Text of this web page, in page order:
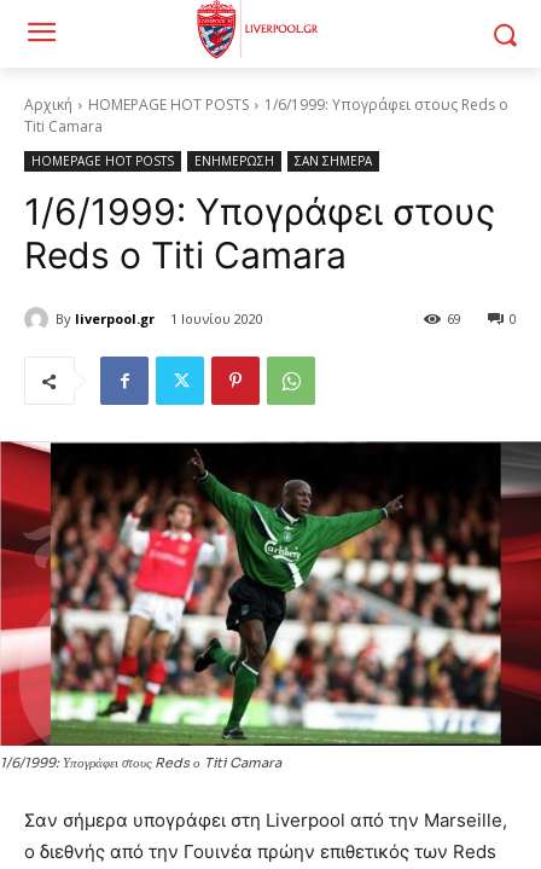
Αρχική HOMEPAGE HOT POSTS
1/6/1999: Υπογράφει στους Reds ο
Titi Camara
HOMEPAGE HOT POSTS ΕΝΗΜΕΡΩΣΗ ΣΑΝ ΣΗΜΕΡΑ
1/6/1999: Υπογράφει στους
Reds ο Titi Camara
By liverpool.gr 1 Ιουνίου 2020 0
69
1/6/1999: Υπογράφει στους Reds ο Titi Camara
Σαν σήμερα υπογράφει στη Liverpool από την Marseille,
ο διεθνής από την Γουινέα πρώην επιθετικός των Reds